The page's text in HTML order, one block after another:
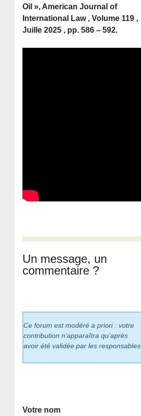
Oil », American Journal of
International Law , Volume 119 ,
Juille 2025 , pp. 586 – 592.
Un message, un
commentaire ?
Ce forum est modéré a priori : votre
contribution n’apparaîtra qu’après
avoir été validée par les responsables.
Votre nom